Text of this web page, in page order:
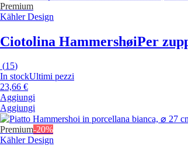
Premium
Kähler Design
Ciotolina HammershøiPer
(15)
In stockUltimi pezzi
23,66 €
Aggiungi
Aggiungi
Premium-20%
Kähler Design